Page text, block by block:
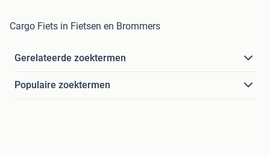
Cargo Fiets in Fietsen en Brommers
Gerelateerde zoektermen
Populaire zoektermen